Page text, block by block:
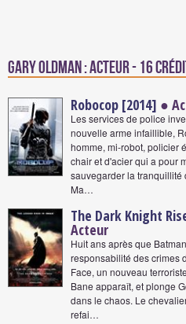
Gary Oldman : Acteur - 16
Robocop [2014] ●
Les services de police
nouvelle arme infaillible,
homme, mi-robot, policier
chair et d'acier qui a pour
sauvegarder la tranquillité
Ma…
The Dark Knight
Acteur
Huit ans après que
responsabilité des crimes
Face, un nouveau
Bane apparaît, et plonge
dans le chaos. Le
refai…